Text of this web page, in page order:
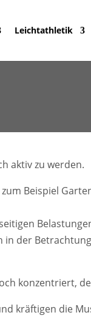
Leichtathletik
aktiv zu werden.
Beispiel
der
konzentriert,
kräftigen die